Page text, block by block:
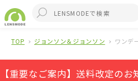
TOP ジョンソン＆ジョンソン ワンデ
【重要なご案内】送料改定の